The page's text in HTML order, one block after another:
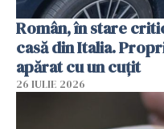
Român, în stare
casă din Italia.
apărat cu un cuțit
26 IULIE 2026